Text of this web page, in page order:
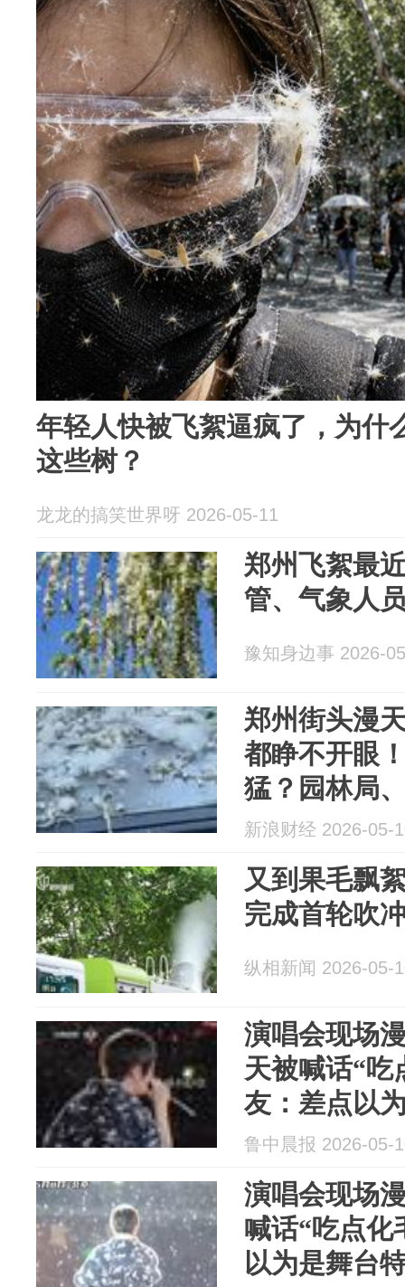
年轻人快被飞絮逼疯了，为什
这些树？
龙龙的搞笑世界呀 2026-05-11
郑州飞絮最
管、气象人
豫知身边事 2026-
郑州街头漫
都睁不开眼
猛？园林局
应
新浪财经 2026-05-
又到果毛飘
完成首轮吹
纵相新闻 2026-05-
演唱会现场
天被喊话“吃
友：差点以
鲁中晨报 2026-05-
演唱会现场
喊话“吃点化
以为是舞台